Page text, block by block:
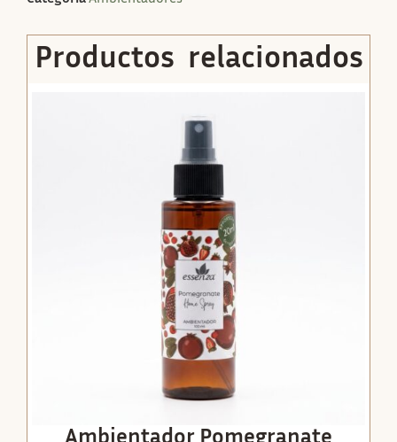
Productos relacionados
Ambientador Pomegranate